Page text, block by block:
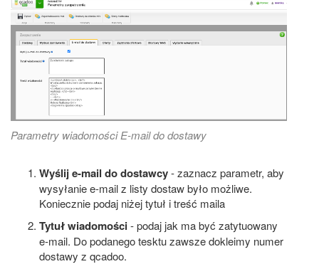
Parametry wiadomości E-mail do dostawy
Wyślij e-mail do dostawcy- zaznacz parametr, aby
wysyłanie e-mail z listy dostaw było możliwe.
Koniecznie podaj niżej tytuł i treść maila
Tytuł wiadomości- podaj jak ma być zatytuowany
e-mail. Do podanego tesktu zawsze dokleimy numer
dostawy z qcadoo.